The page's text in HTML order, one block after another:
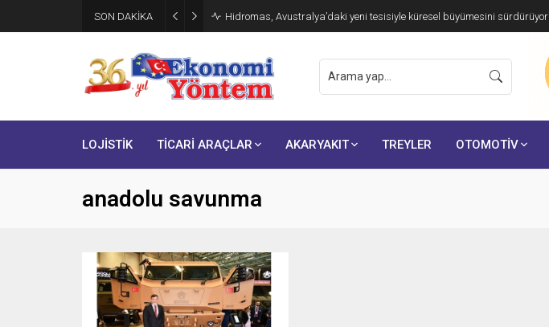
SON DAKİKA Hidromas, Avustralya’daki yeni tesisiyle küresel büyümesini sürdürüyor
LOJİSTİK TİCARİ ARAÇLAR AKARYAKIT TREYLER OTOMOTİV
anadolu savunma